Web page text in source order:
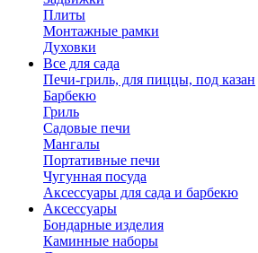
Плиты
Монтажные рамки
Духовки
Все для сада
Печи-гриль, для пиццы, под казан
Барбекю
Гриль
Садовые печи
Мангалы
Портативные печи
Чугунная посуда
Аксессуары для сада и барбекю
Аксессуары
Бондарные изделия
Каминные наборы